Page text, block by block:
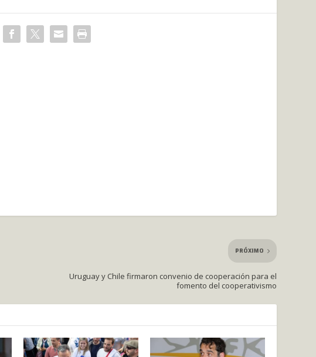
PRÓXIMO
Uruguay y Chile firmaron convenio de cooperación para el
fomento del cooperativismo